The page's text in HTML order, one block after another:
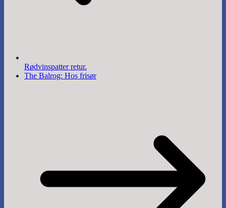
Rødvinspatter retur.
The Balrog: Hos frisør